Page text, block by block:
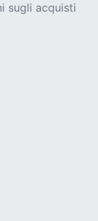
sugli acquisti